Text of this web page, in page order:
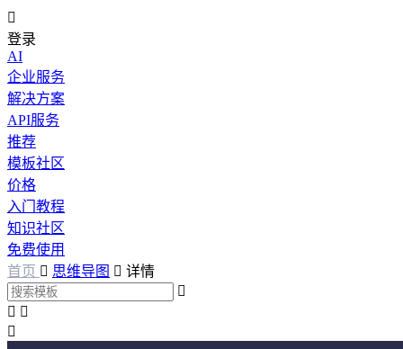

登录
AI
企业服务
解决方案
API服务
推荐
模板社区
价格
入门教程
知识社区
免费使用
首页  思维导图  详情

 
